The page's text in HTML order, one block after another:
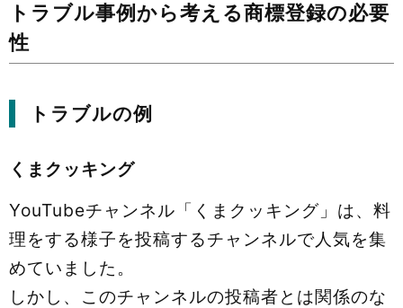
トラブル事例から考える商標登録の必要
性
トラブルの例
くまクッキング
YouTubeチャンネル「くまクッキング」は、料
理をする様子を投稿するチャンネルで人気を集
めていました。
しかし、このチャンネルの投稿者とは関係のな